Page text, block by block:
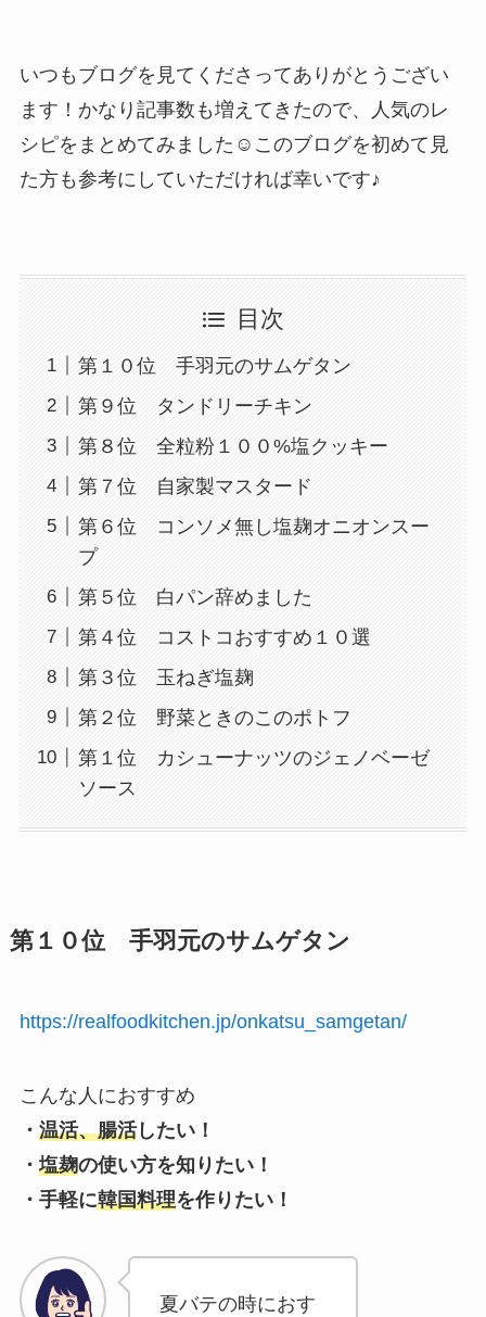
いつもブログを見てくださってありがとうござい
ます！かなり記事数も増えてきたので、人気のレ
シピをまとめてみました☺このブログを初めて見
た方も参考にしていただければ幸いです♪
目次
第１０位 手羽元のサムゲタン
第９位 タンドリーチキン
第８位 全粒粉１００%塩クッキー
第７位 自家製マスタード
第６位 コンソメ無し塩麹オニオンスー
プ
第５位 白パン辞めました
第４位 コストコおすすめ１０選
第３位 玉ねぎ塩麹
第２位 野菜ときのこのポトフ
第１位 カシューナッツのジェノベーゼ
ソース
第１０位 手羽元のサムゲタン
https://realfoodkitchen.jp/onkatsu_samgetan/
こんな人におすすめ
・ 温活、腸活したい！
・ 塩麹の使い方を知りたい！
・手軽に韓国料理を作りたい！
夏バテの時におす